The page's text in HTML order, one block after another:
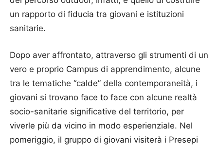
un rapporto di fiducia tra giovani e istituzioni
sanitarie.
Dopo aver affrontato, attraverso gli strumenti di un
vero e proprio Campus di apprendimento, alcune
tra le tematiche “calde” della contemporaneità, i
giovani si trovano face to face con alcune realtà
socio-sanitarie significative del territorio, per
viverle più da vicino in modo esperienziale. Nel
pomeriggio, il gruppo di giovani visiterà i Presepi